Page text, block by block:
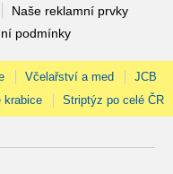
Naše reklamní prvky
podmínky
Včelařství a med
JCB
krabice Striptýz po celé ČR